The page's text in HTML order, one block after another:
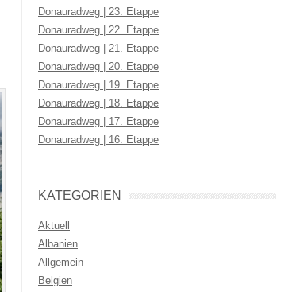
Donauradweg | 23. Etappe
Donauradweg | 22. Etappe
Donauradweg | 21. Etappe
Donauradweg | 20. Etappe
Donauradweg | 19. Etappe
Donauradweg | 18. Etappe
Donauradweg | 17. Etappe
Donauradweg | 16. Etappe
KATEGORIEN
Aktuell
Albanien
Allgemein
Belgien